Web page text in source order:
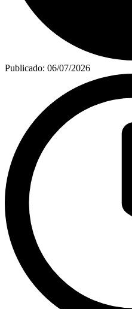
Publicado: 06/07/2026